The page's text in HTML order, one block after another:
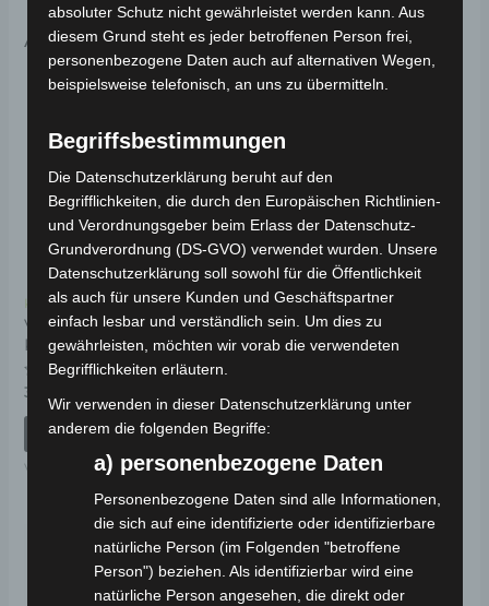
Ähnliche Produkte
Kostenloser Versand
VS2 HINTERER
KOTFLÜGEL
Bewertet
mit
0
39,00
IN DEN WARENKORB
VS2
Kostenloser Versand
VS2 SITZSCHALE
KUNSTSTOFF
mit
vonIN DEN WARENKORB
VS2
absoluter Schutz nicht gewährleistet werden kann. Aus
diesem Grund steht es jeder betroffenen Person frei,
personenbezogene Daten auch auf alternativen Wegen,
beispielsweise telefonisch, an uns zu übermitteln.
Begriffsbestimmungen
Die Datenschutzerklärung beruht auf den
Begrifflichkeiten, die durch den Europäischen Richtlinien-
und Verordnungsgeber beim Erlass der Datenschutz-
Grundverordnung (DS-GVO) verwendet wurden. Unsere
Datenschutzerklärung soll sowohl für die Öffentlichkeit
als auch für unsere Kunden und Geschäftspartner
einfach lesbar und verständlich sein. Um dies zu
gewährleisten, möchten wir vorab die verwendeten
Begrifflichkeiten erläutern.
Wir verwenden in dieser Datenschutzerklärung unter
anderem die folgenden Begriffe:
a) personenbezogene Daten
Personenbezogene Daten sind alle Informationen,
die sich auf eine identifizierte oder identifizierbare
natürliche Person (im Folgenden "betroffene
Person") beziehen. Als identifizierbar wird eine
natürliche Person angesehen, die direkt oder